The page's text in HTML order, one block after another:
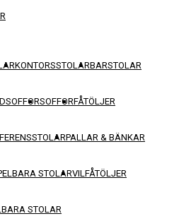
KONTORSSTOLARBARSTOLAR
SOFFORFÅTÖLJER
PALLAR & BÄNKAR
STOLARVILFÅTÖLJER
STOLAR